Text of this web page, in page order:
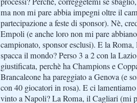
ma non mi pare abbia impegni oltre il
partecipazione a feste di sponsor). Nè,
Empoli (e anche loro non mi pare
campionato, sponsor esclusi). E la
spacca il mondo? Perso 3 a 2 con la
giustificata, perchè ha Champions e
Brancaleone ha pareggiato a Genova (e
con 40 giocatori in rosa). E ci
vinto a Napoli? La Roma, il Cagliari (mi